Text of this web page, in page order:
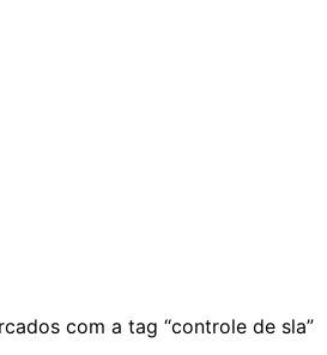
com a tag “controle de sla”